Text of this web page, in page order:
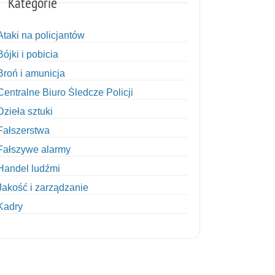
na policjantów
i pobicia
i amunicja
Biuro Śledcze Policji
sztuki
alarmy
ludźmi
i zarządzanie